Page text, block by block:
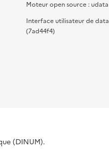
Moteur open source : udata
Interface utilisateur de
(7ad44f4)
(DINUM).